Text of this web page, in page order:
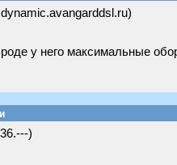
у него максимальные
)